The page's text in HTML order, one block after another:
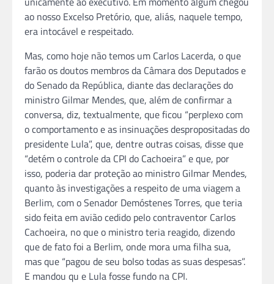
ao nosso Excelso Pretório, que, aliás, naquele tempo,
era intocável e respeitado.
Mas, como hoje não temos um Carlos Lacerda, o que
farão os doutos membros da Câmara dos Deputados e
do Senado da República, diante das declarações do
ministro Gilmar Mendes, que, além de confirmar a
conversa, diz, textualmente, que ficou “perplexo com
o comportamento e as insinuações despropositadas do
presidente Lula”, que, dentre outras coisas, disse que
“detém o controle da CPI do Cachoeira” e que, por
isso, poderia dar proteção ao ministro Gilmar Mendes,
quanto às investigações a respeito de uma viagem a
Berlim, com o Senador Demóstenes Torres, que teria
sido feita em avião cedido pelo contraventor Carlos
Cachoeira, no que o ministro teria reagido, dizendo
que de fato foi a Berlim, onde mora uma filha sua,
mas que “pagou de seu bolso todas as suas despesas”.
E mandou qu e Lula fosse fundo na CPI.